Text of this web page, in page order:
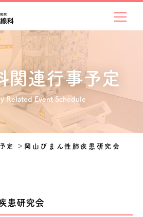
関連行事予定
Related Event Schedule
定 ＞ 岡山びまん性肺疾患研究会
患研究会